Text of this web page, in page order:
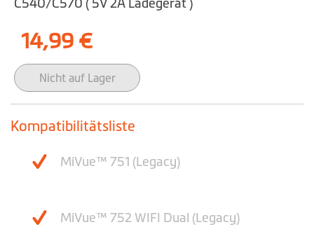
der
springen
C540/C570 ( 5V 2A Ladegerät )
14,99 €
Nicht auf Lager
Kompatibilitätsliste
MiVue™ 751 (Legacy)
MiVue™ 752 WIFI Dual (Legacy)